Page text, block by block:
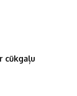
cūkgaļu